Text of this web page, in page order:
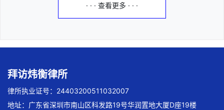
· · · 查看更多 · · ·
拜访炜衡律所
律所执业证号：24403200511032007
地址：广东省深圳市南山区科发路19号华润置地大厦D座19楼